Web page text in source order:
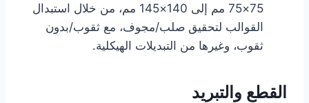
75×75 مم إلى 140×145 مم، من خلال استبدال
القوالب لتحقيق صلب/مجوف، مع ثقوب/بدون
ثقوب، وغيرها من التبديلات الهيكلية.
القطع والتبريد